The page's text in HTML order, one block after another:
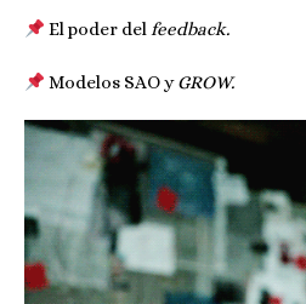
El poder delfeedback.
Modelos SAO yGROW.